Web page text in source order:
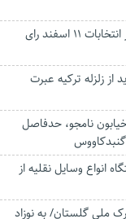
چند گلستانی می‌توانند در انتخابات ۱۱ اسفند رای
از زلزله ترکیه عبرت
نامجو، حدفاصل
هزار دستگاه انواع وسایل نقلیه از
ملی گلستان/ به نوزاد